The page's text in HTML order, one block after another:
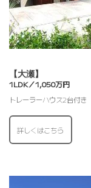
【大瀬】
1LDK／1,050万円
トレーラーハウス2台付き
詳しくはこちら